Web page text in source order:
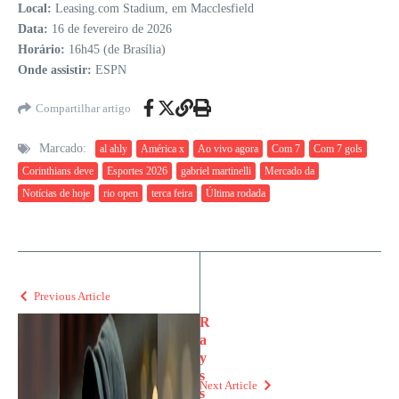
Local: Leasing.com Stadium, em Macclesfield
Data: 16 de fevereiro de 2026
Horário: 16h45 (de Brasília)
Onde assistir: ESPN
Compartilhar artigo
Marcado: al ahly América x Ao vivo agora Com 7
Com 7 gols
Corinthians deve
Esportes 2026 gabriel martinelli
Mercado da
Notícias de hoje
rio open terca feira Última rodada
Previous Article
R
a
y
s
s
Next Article